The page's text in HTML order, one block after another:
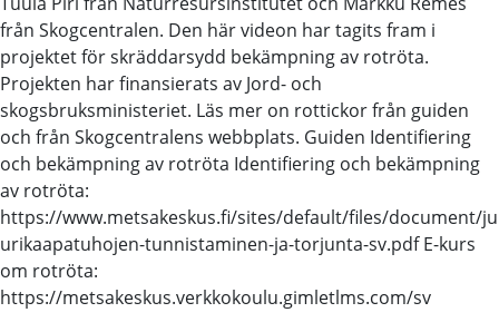
från Skogcentralen. Den här videon har tagits fram i
projektet för skräddarsydd bekämpning av rotröta.
Projekten har finansierats av Jord- och
skogsbruksministeriet. Läs mer on rottickor från guiden
och från Skogcentralens webbplats. Guiden Identifiering
och bekämpning av rotröta Identifiering och bekämpning
av rotröta:
https://www.metsakeskus.fi/sites/default/files/document/ju
urikaapatuhojen-tunnistaminen-ja-torjunta-sv.pdf E-kurs
om rotröta:
https://metsakeskus.verkkokoulu.gimletlms.com/sv